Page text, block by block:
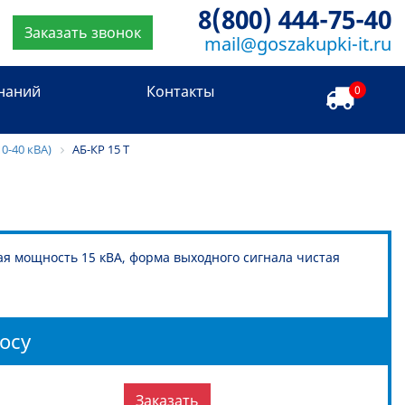
Заказать звонок 8(800) 444-75-40
mail@goszakupki-it.ru
0
Контакты
40 кВА) АБ-КР 15 Т
мощность 15 кВА, форма выходного сигнала чистая
Заказать